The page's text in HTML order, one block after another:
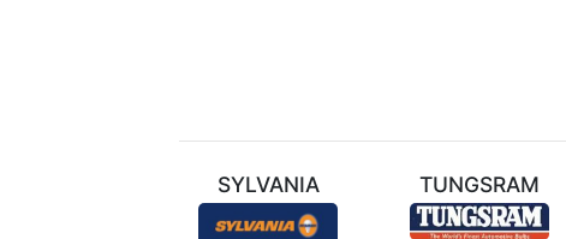
SYLVANIA TUNGSRAM